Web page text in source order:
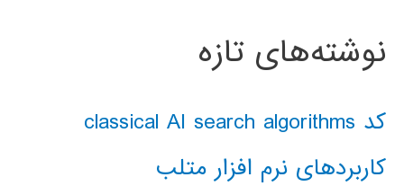
نوشته‌های تازه
کد classical AI search algorithms
کاربردهای نرم افزار متلب